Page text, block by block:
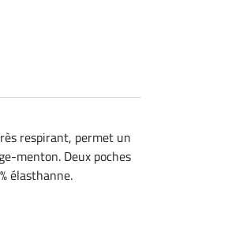
respirant, permet un
menton. Deux poches
élasthanne.